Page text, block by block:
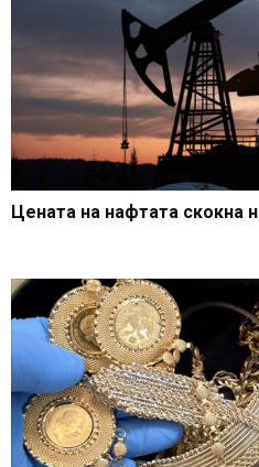
Цената на нафтата скокна